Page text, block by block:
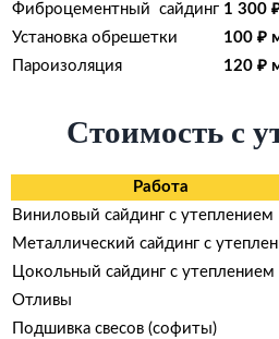
Фиброцементный сайдинг 1 300
Установка обрешетки
100 ₽
Пароизоляция
120 ₽
Стоимость с
Работа
Виниловый сайдинг с утеплением
Металлический сайдинг с
Цокольный сайдинг с утеплением
Отливы
Подшивка свесов (софиты)